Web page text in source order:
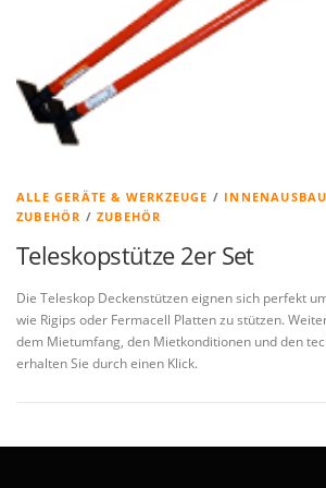
ALLE GERÄTE & WERKZEUGE / INNENAUSBAU
ZUBEHÖR /ZUBEHÖR
Teleskopstütze 2er Set
Die Teleskop Deckenstützen eignen sich perfekt
wie Rigips oder Fermacell Platten zu stützen.
dem Mietumfang, den Mietkonditionen und den
erhalten Sie durch einen Klick.